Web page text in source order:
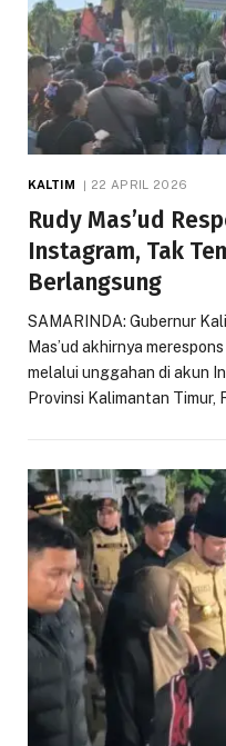
KALTIM 22 APRIL 2026
Rudy Mas’ud
Instagram, Tak
Berlangsung
SAMARINDA: Gubernur
Mas’ud akhirnya
melalui unggahan di akun
Provinsi Kalimantan Timur,